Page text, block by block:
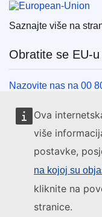
Ova
više
postavke,
na kojoj su
kliknite na
stranice.
Saznajte više na
Obratite se EU-u
Nazovite nas na 00
Uspostavite
Pišite nam služeći
Upoznajte nas u
Pronađite EU na